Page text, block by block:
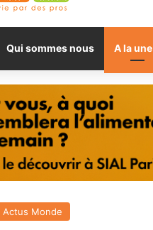
Qui sommes nous A la une
Actus Monde